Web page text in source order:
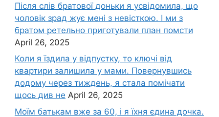
Після слів братової доньки я усвідомила, що
чоловік зpад жує мені з невісткою. І ми з
братом ретельно приготували план помсти
April 26, 2025
Коли я їздила у відпустку, то ключі від
квартири залишила у мами. Повернувшись
додому через тиждень, я стала помічати
щось див не April 26, 2025
Моїм батькам вже за 60, і я їхня єдина дочка.